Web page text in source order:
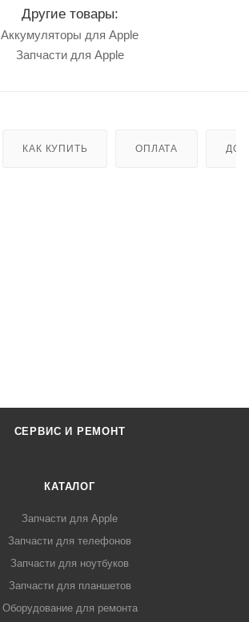
Другие товары:
Аккумуляторы для Apple
Запчасти для Apple
КАК КУПИТЬ ОПЛАТА
СЕРВИС И РЕМОНТ
КАТАЛОГ
Запчасти для Apple
Запчасти для телефонов
Запчасти для ноутбуков
Запчасти для планшетов
Оборудование для ремонта